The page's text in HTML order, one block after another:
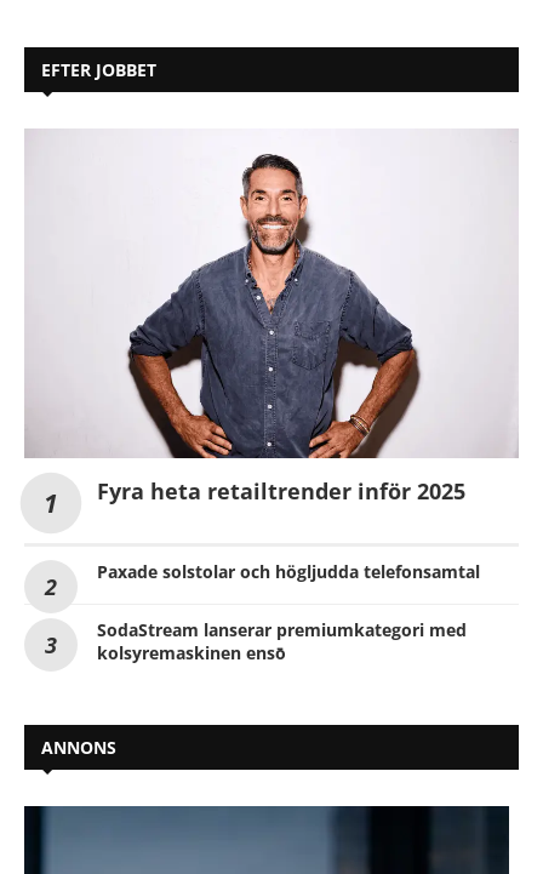
EFTER JOBBET
Fyra heta retailtrender inför 2025
Paxade solstolar och högljudda telefonsamtal
SodaStream lanserar premiumkategori med
kolsyremaskinen ensō
ANNONS